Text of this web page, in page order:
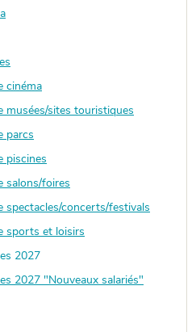
cinéma
musées/sites touristiques
parcs
piscines
salons/foires
spectacles/concerts/festivals
sports et loisirs
2027
2027 "Nouveaux salariés"